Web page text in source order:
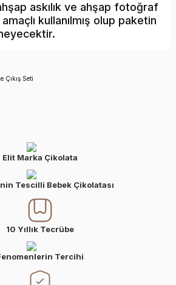
askılık ve ahşap fotoğraf
kullanılmış olup paketin
Seti
Elit Marka Çikolata
Tescilli Bebek Çikolatası
10 Yıllık Tecrübe
Tercihi